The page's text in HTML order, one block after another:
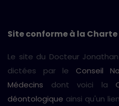
Site conforme à la
Le site du Docteur
dictées par le Conseil
Médecins dont voici la
déontologique ainsi qu'un